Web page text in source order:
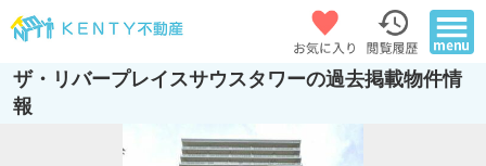
ザ・リバープレイスサウスタワーの過去掲載物件情
報